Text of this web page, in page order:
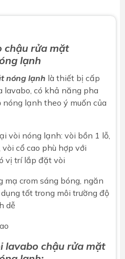
chậu rửa mặt
lạnh
nóng lạnh là thiết bị cấp
lavabo , có khả năng pha
lạnh theo ý muốn của
vòi nóng lạnh: vòi bồn 1 lỗ,
cổ cao phù hợp với
vị trí lắp đặt vòi
mạ crom sáng bóng, ngăn
tốt trong môi trường độ
dễ
lavabo chậu rửa mặt